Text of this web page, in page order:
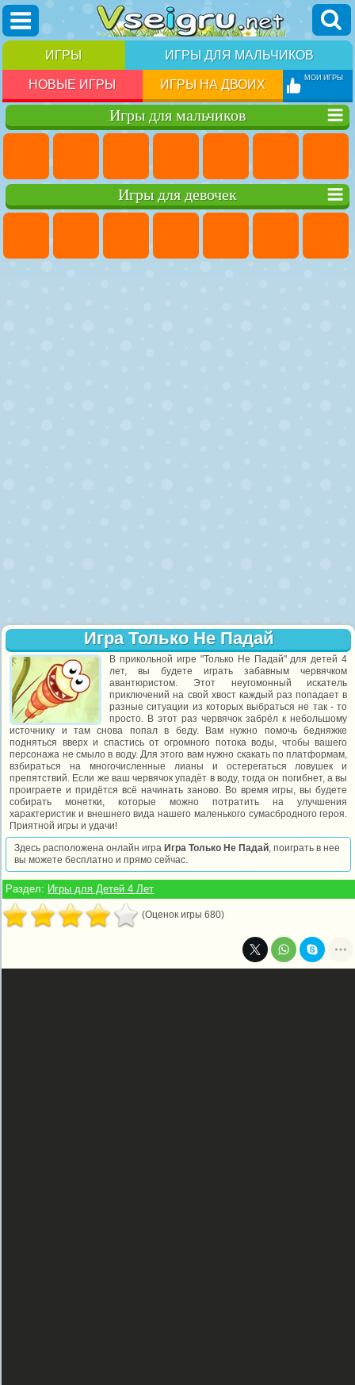
ИГРЫ ИГРЫ ДЛЯ МАЛЬЧИКОВ
НОВЫЕ ИГРЫ ИГРЫ НА ДВОИХ МОИ ИГРЫ
Игры для мальчиков
Игры для девочек
Игра Только Не Падай
В прикольной игре "Только Не Падай" для детей 4
лет, вы будете играть забавным червячком
авантюристом. Этот неугомонный искатель
приключений на свой хвост каждый раз попадает в
разные ситуации из которых выбраться не так - то
просто. В этот раз червячок забрёл к небольшому
источнику и там снова попал в беду. Вам нужно помочь бедняжке
подняться вверх и спастись от огромного потока воды, чтобы вашего
персонажа не смыло в воду. Для этого вам нужно скакать по платформам,
взбираться на многочисленные лианы и остерегаться ловушек и
препятствий. Если же ваш червячок упадёт в воду, тогда он погибнет, а вы
проиграете и придётся всё начинать заново. Во время игры, вы будете
собирать монетки, которые можно потратить на улучшения
характеристик и внешнего вида нашего маленького сумасбродного героя.
Приятной игры и удачи!
Здесь расположена онлайн игра Игра Только Не Падай, поиграть в нее
вы можете бесплатно и прямо сейчас.
Раздел: Игры для Детей 4 Лет
(Оценок игры 680)